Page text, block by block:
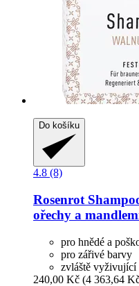
Do košíku
4.8 (8)
Rosenrot
ořechy a
pro hnědé a
pro zářivé barvy
zvláště vyživující
240,00 Kč (4 363,64